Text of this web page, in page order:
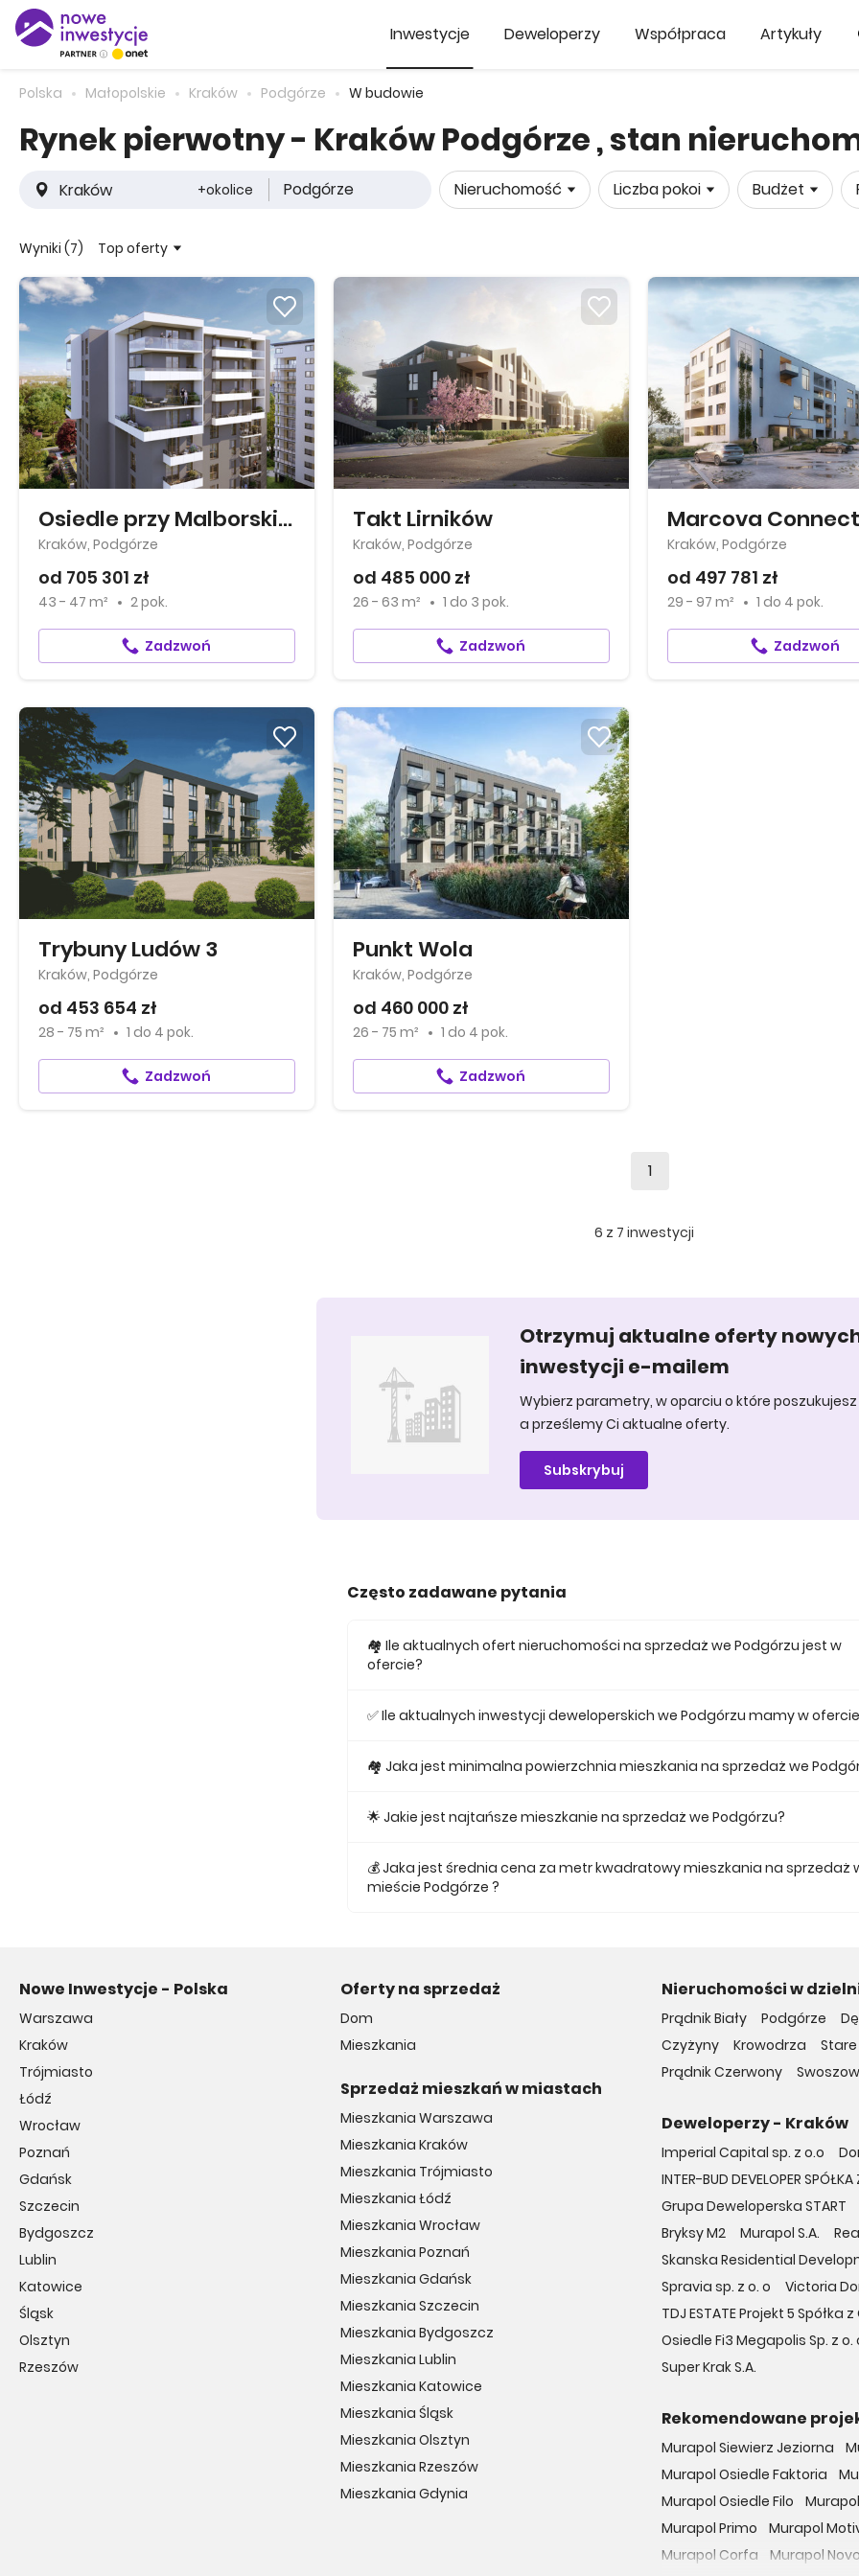
Inwestycje Deweloperzy Współpraca Artykuły
Polska Małopolskie Kraków Podgórze W budowie
Rynek pierwotny - Kraków Podgórze , stan
+okolice Podgórze Nieruchomość Liczba pokoi Budżet
Wyniki (7) Top oferty
Osiedle przy Malborskiej
Kraków, Podgórze
od 705 301 zł
43 - 47 m² 2 pok.
Zadzwoń
Takt Lirników
Kraków, Podgórze
od 485 000 zł
26 - 63 m² 1 do 3 pok.
Zadzwoń
Marcova Connect
Kraków, Podgórze
od 497 781 zł
29 - 97 m² 1 do 4 pok.
Zadzwoń
Trybuny Ludów 3
Kraków, Podgórze
od 453 654 zł
28 - 75 m² 1 do 4 pok.
Zadzwoń
Punkt Wola
Kraków, Podgórze
od 460 000 zł
26 - 75 m² 1 do 4 pok.
Zadzwoń
1
6 z 7 inwestycji
Otrzymuj aktualne oferty
inwestycji e-mailem
Wybierz parametry, w oparciu o które
a prześlemy Ci aktualne oferty.
Subskrybuj
Często zadawane pytania
🏘️ Ile aktualnych ofert nieruchomości na sprzedaż we Podgórzu jest w
ofercie?
✅ Ile aktualnych inwestycji deweloperskich we Podgórzu mamy w
🏘 Jaka jest minimalna powierzchnia mieszkania na sprzedaż we
🌟 Jakie jest najtańsze mieszkanie na sprzedaż we Podgórzu?
💰 Jaka jest średnia cena za metr kwadratowy mieszkania na sprzedaż
mieście Podgórze ?
Nowe Inwestycje - Polska
Warszawa
Kraków
Trójmiasto
Łódź
Wrocław
Poznań
Gdańsk
Szczecin
Bydgoszcz
Lublin
Katowice
Śląsk
Olsztyn
Rzeszów
Oferty na sprzedaż
Dom
Mieszkania
Sprzedaż mieszkań w miastach
Mieszkania Warszawa
Mieszkania Kraków
Mieszkania Trójmiasto
Mieszkania Łódź
Mieszkania Wrocław
Mieszkania Poznań
Mieszkania Gdańsk
Mieszkania Szczecin
Mieszkania Bydgoszcz
Mieszkania Lublin
Mieszkania Katowice
Mieszkania Śląsk
Mieszkania Olsztyn
Mieszkania Rzeszów
Mieszkania Gdynia
Nieruchomości w
Prądnik Biały Podgórze
Czyżyny
Krowodrza
Prądnik Czerwony
Deweloperzy - Kraków
Imperial Capital sp. z o.o
INTER-BUD DEVELOPER
Grupa Deweloperska START
Bryksy M2
Murapol S.A.
Skanska Residential
Spravia sp. z o. o
Victoria
TDJ ESTATE Projekt 5
Osiedle Fi3 Megapolis Sp. z
Super Krak S.A.
Rekomendowane
Murapol Siewierz Jeziorna
Murapol Osiedle Faktoria
Murapol Osiedle Filo
Murapol Primo
Murapol
Murapol Corfa
Murapol Novo